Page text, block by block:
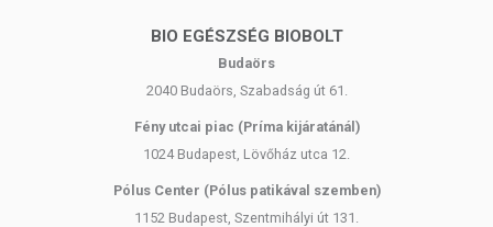
BIO EGÉSZSÉG BIOBOLT
Budaörs
2040 Budaörs, Szabadság út 61.
Fény utcai piac (Príma kijáratánál)
1024 Budapest, Lövőház utca 12.
Pólus Center (Pólus patikával szemben)
1152 Budapest, Szentmihályi út 131.